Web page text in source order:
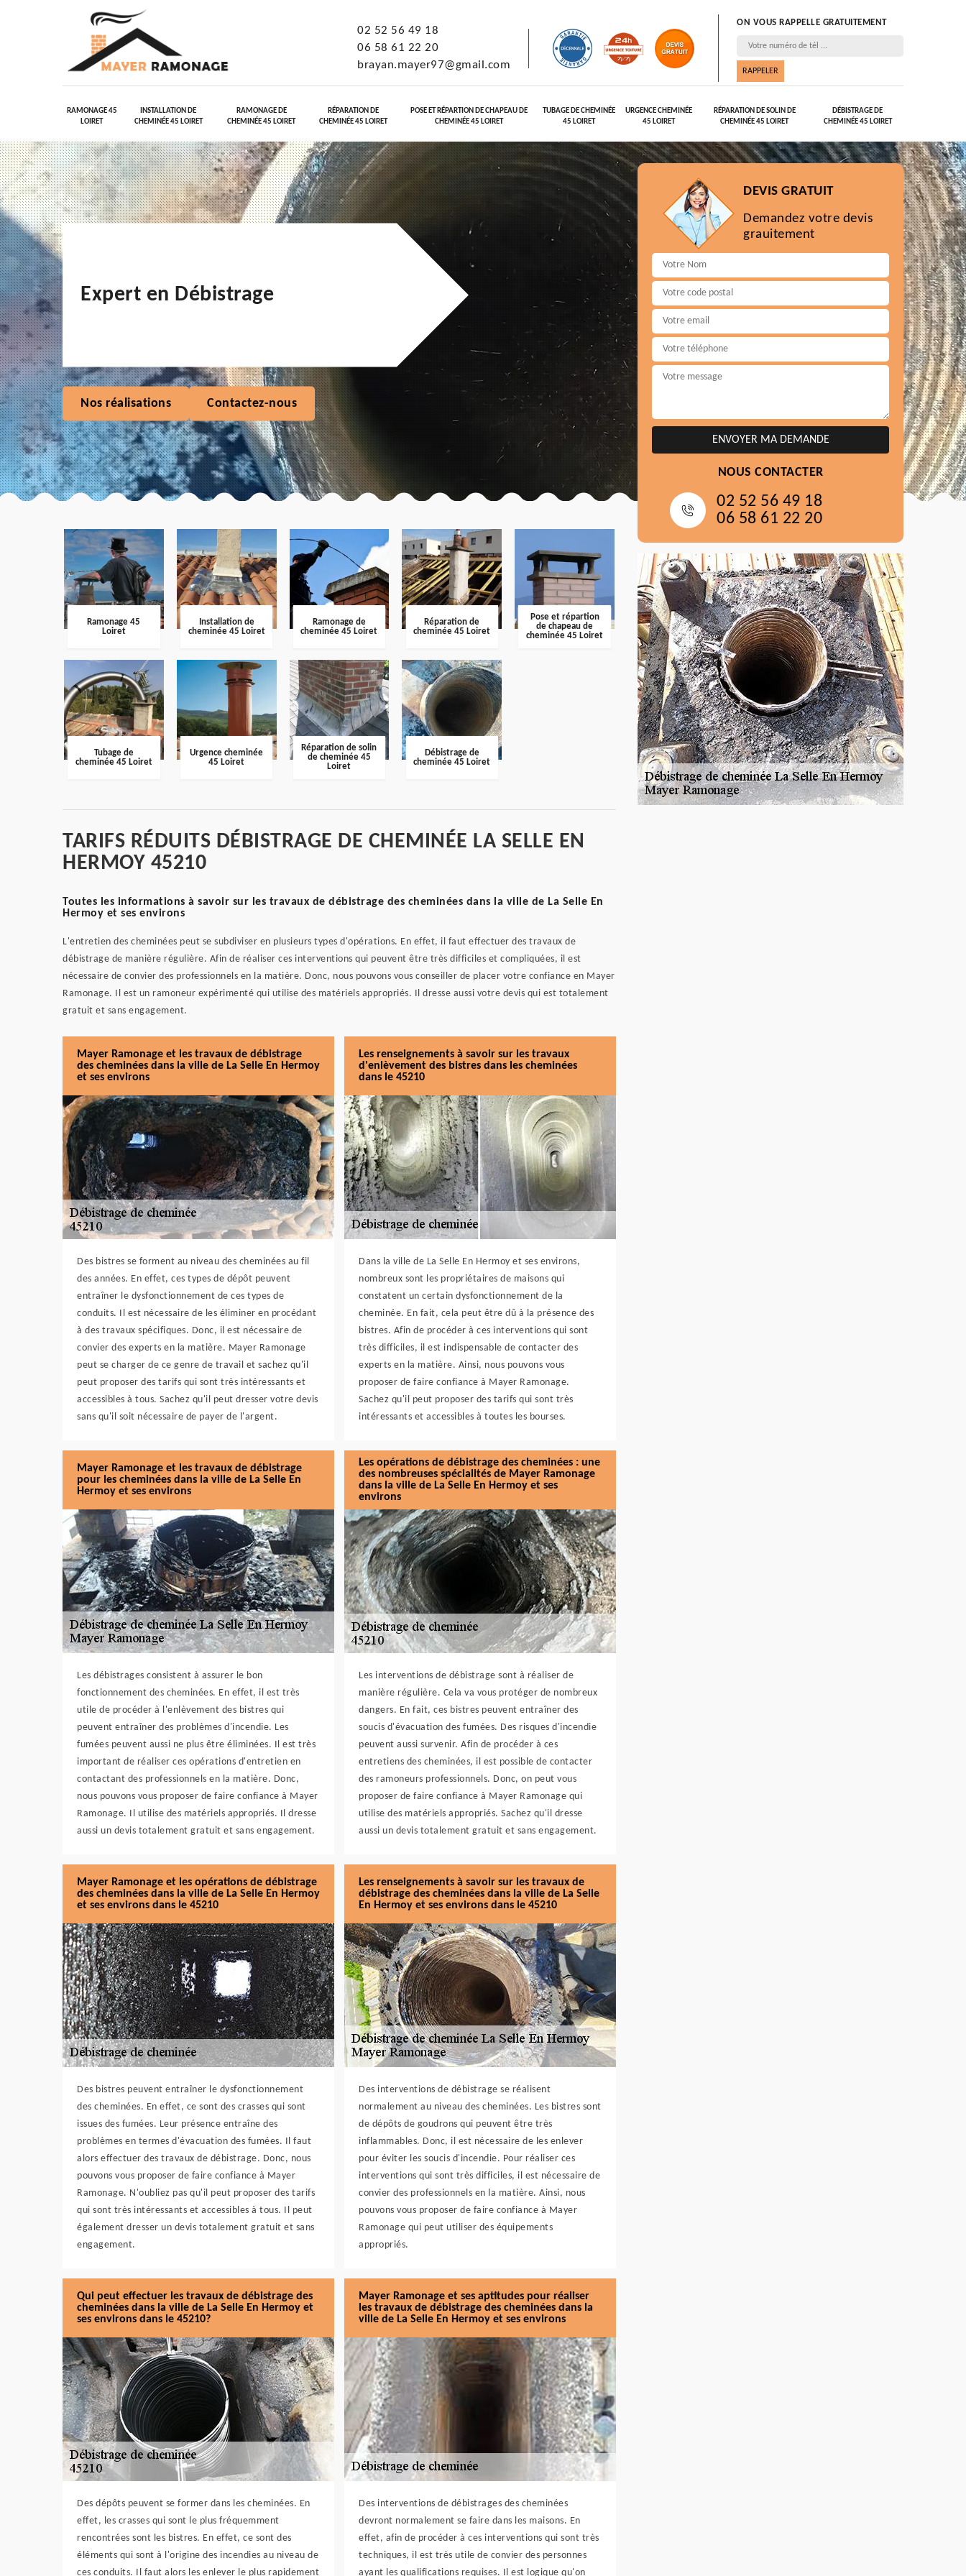
02 52 56 49 18
06 58 61 22 20
brayan.mayer97@gmail.com
ON VOUS RAPPELLE GRATUITEMENT
RAMONAGE 45
LOIRET
INSTALLATION DE
CHEMINÉE 45 LOIRET
RAMONAGE DE
CHEMINÉE 45 LOIRET
RÉPARATION DE
CHEMINÉE 45 LOIRET
POSE ET RÉPARTION DE CHAPEAU DE
CHEMINÉE 45 LOIRET
TUBAGE DE CHEMINÉE
45 LOIRET
URGENCE CHEMINÉE
45 LOIRET
RÉPARATION DE SOLIN DE
CHEMINÉE 45 LOIRET
DÉBISTRAGE DE
CHEMINÉE 45 LOIRET
Expert en Débistrage
Nos réalisations Contactez-nous
Ramonage 45
Loiret
Installation de
cheminée 45 Loiret
Ramonage de
cheminée 45 Loiret
Réparation de
cheminée 45 Loiret
Pose et répartion
de chapeau de
cheminée 45 Loiret
Tubage de
cheminée 45 Loiret
Urgence cheminée
45 Loiret
Réparation de solin
de cheminée 45
Loiret
Débistrage de
cheminée 45 Loiret
TARIFS RÉDUITS DÉBISTRAGE DE CHEMINÉE LA SELLE EN
HERMOY 45210
Toutes les informations à savoir sur les travaux de débistrage des cheminées dans la ville de La Selle En
Hermoy et ses environs
L'entretien des cheminées peut se subdiviser en plusieurs types d'opérations. En effet, il faut effectuer des travaux de
débistrage de manière régulière. Afin de réaliser ces interventions qui peuvent être très difficiles et compliquées, il est
nécessaire de convier des professionnels en la matière. Donc, nous pouvons vous conseiller de placer votre confiance en Mayer
Ramonage. Il est un ramoneur expérimenté qui utilise des matériels appropriés. Il dresse aussi votre devis qui est totalement
gratuit et sans engagement.
Mayer Ramonage et les travaux de débistrage
des cheminées dans la ville de La Selle En Hermoy
et ses environs
Des bistres se forment au niveau des cheminées au fil
des années. En effet, ces types de dépôt peuvent
entraîner le dysfonctionnement de ces types de
conduits. Il est nécessaire de les éliminer en procédant
à des travaux spécifiques. Donc, il est nécessaire de
convier des experts en la matière. Mayer Ramonage
peut se charger de ce genre de travail et sachez qu'il
peut proposer des tarifs qui sont très intéressants et
accessibles à tous. Sachez qu'il peut dresser votre devis
sans qu'il soit nécessaire de payer de l'argent.
Les renseignements à savoir sur les travaux
d'enlèvement des bistres dans les cheminées
dans le 45210
Dans la ville de La Selle En Hermoy et ses environs,
nombreux sont les propriétaires de maisons qui
constatent un certain dysfonctionnement de la
cheminée. En fait, cela peut être dû à la présence des
bistres. Afin de procéder à ces interventions qui sont
très difficiles, il est indispensable de contacter des
experts en la matière. Ainsi, nous pouvons vous
proposer de faire confiance à Mayer Ramonage.
Sachez qu'il peut proposer des tarifs qui sont très
intéressants et accessibles à toutes les bourses.
Mayer Ramonage et les travaux de débistrage
pour les cheminées dans la ville de La Selle En
Hermoy et ses environs
Les débistrages consistent à assurer le bon
fonctionnement des cheminées. En effet, il est très
utile de procéder à l'enlèvement des bistres qui
peuvent entraîner des problèmes d'incendie. Les
fumées peuvent aussi ne plus être éliminées. Il est très
important de réaliser ces opérations d'entretien en
contactant des professionnels en la matière. Donc,
nous pouvons vous proposer de faire confiance à Mayer
Ramonage. Il utilise des matériels appropriés. Il dresse
aussi un devis totalement gratuit et sans engagement.
Les opérations de débistrage des cheminées : une
des nombreuses spécialités de Mayer Ramonage
dans la ville de La Selle En Hermoy et ses
environs
Les interventions de débistrage sont à réaliser de
manière régulière. Cela va vous protéger de nombreux
dangers. En fait, ces bistres peuvent entraîner des
soucis d'évacuation des fumées. Des risques d'incendie
peuvent aussi survenir. Afin de procéder à ces
entretiens des cheminées, il est possible de contacter
des ramoneurs professionnels. Donc, on peut vous
proposer de faire confiance à Mayer Ramonage qui
utilise des matériels appropriés. Sachez qu'il dresse
aussi un devis totalement gratuit et sans engagement.
Mayer Ramonage et les opérations de débistrage
des cheminées dans la ville de La Selle En Hermoy
et ses environs dans le 45210
Des bistres peuvent entraîner le dysfonctionnement
des cheminées. En effet, ce sont des crasses qui sont
issues des fumées. Leur présence entraîne des
problèmes en termes d'évacuation des fumées. Il faut
alors effectuer des travaux de débistrage. Donc, nous
pouvons vous proposer de faire confiance à Mayer
Ramonage. N'oubliez pas qu'il peut proposer des tarifs
qui sont très intéressants et accessibles à tous. Il peut
également dresser un devis totalement gratuit et sans
engagement.
Les renseignements à savoir sur les travaux de
débistrage des cheminées dans la ville de La Selle
En Hermoy et ses environs dans le 45210
Des interventions de débistrage se réalisent
normalement au niveau des cheminées. Les bistres sont
de dépôts de goudrons qui peuvent être très
inflammables. Donc, il est nécessaire de les enlever
pour éviter les soucis d'incendie. Pour réaliser ces
interventions qui sont très difficiles, il est nécessaire de
convier des professionnels en la matière. Ainsi, nous
pouvons vous proposer de faire confiance à Mayer
Ramonage qui peut utiliser des équipements
appropriés.
Qui peut effectuer les travaux de débistrage des
cheminées dans la ville de La Selle En Hermoy et
ses environs dans le 45210?
Des dépôts peuvent se former dans les cheminées. En
effet, les crasses qui sont le plus fréquemment
rencontrées sont les bistres. En effet, ce sont des
éléments qui sont à l'origine des incendies au niveau de
ces conduits. Il faut alors les enlever le plus rapidement
Mayer Ramonage et ses aptitudes pour réaliser
les travaux de débistrage des cheminées dans la
ville de La Selle En Hermoy et ses environs
Des interventions de débistrages des cheminées
devront normalement se faire dans les maisons. En
effet, afin de procéder à ces interventions qui sont très
techniques, il est très utile de convier des personnes
ayant les qualifications requises. Il est logique qu'on
DEVIS GRATUIT
Demandez votre devis
grauitement
NOUS CONTACTER
02 52 56 49 18
06 58 61 22 20